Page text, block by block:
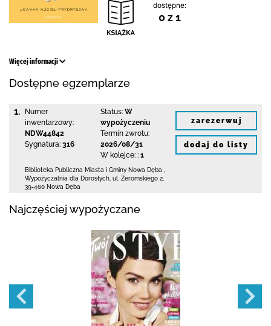
dostępne:
0 z 1
Więcej informacji
Dostępne egzemplarze
1.
Numer
inwentarzowy:
NDW44842
Sygnatura: 316
Status: W
wypożyczeniu
Termin zwrotu:
2026/08/31
W kolejce: : 1
Biblioteka Publiczna Miasta i Gminy Nowa Dęba
Wypożyczalnia dla Dorosłych, ul. Żeromskiego 2
39-460 Nowa Dęba
zarezerwuj
dodaj do listy
Najczęściej wypożyczane